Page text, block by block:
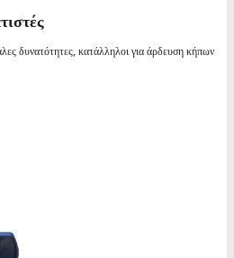
δυνατότητες, κατάλληλοι για άρδευση κήπων